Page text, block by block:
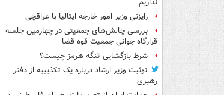
نداریم
رایزنی وزیر امور خارجه ایتالیا با عراقچی
بررسی چالش‌های جمعیتی در چهارمین جلسه
قرارگاه جوانی جمعیت قوه قضا
شرط بازگشایی تنگه هرمز چیست؟
توئیت وزیر ارشاد درباره یک تکذیبیه از دفتر
رهبری